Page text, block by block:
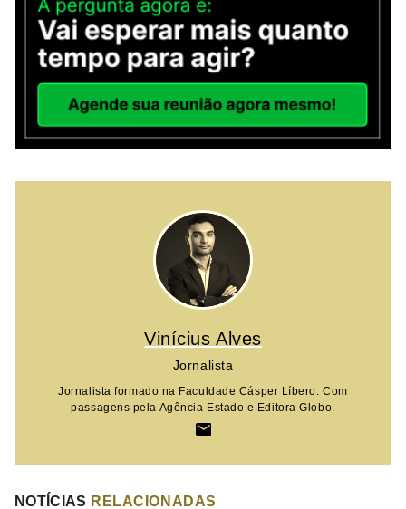
Vinícius Alves
Jornalista
Jornalista formado na Faculdade Cásper Líbero. Com
passagens pela Agência Estado e Editora Globo.
NOTÍCIAS RELACIONADAS